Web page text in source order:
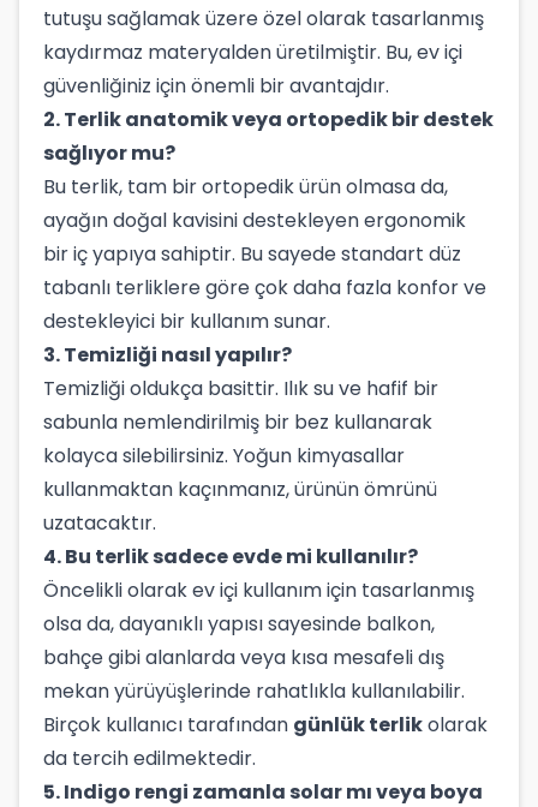
tutuşu sağlamak üzere özel olarak tasarlanmış
kaydırmaz materyalden üretilmiştir. Bu, ev içi
güvenliğiniz için önemli bir avantajdır.
2. Terlik anatomik veya ortopedik bir destek
sağlıyor mu?
Bu terlik, tam bir ortopedik ürün olmasa da,
ayağın doğal kavisini destekleyen ergonomik
bir iç yapıya sahiptir. Bu sayede standart düz
tabanlı terliklere göre çok daha fazla konfor ve
destekleyici bir kullanım sunar.
3. Temizliği nasıl yapılır?
Temizliği oldukça basittir. Ilık su ve hafif bir
sabunla nemlendirilmiş bir bez kullanarak
kolayca silebilirsiniz. Yoğun kimyasallar
kullanmaktan kaçınmanız, ürünün ömrünü
uzatacaktır.
4. Bu terlik sadece evde mi kullanılır?
Öncelikli olarak ev içi kullanım için tasarlanmış
olsa da, dayanıklı yapısı sayesinde balkon,
bahçe gibi alanlarda veya kısa mesafeli dış
mekan yürüyüşlerinde rahatlıkla kullanılabilir.
Birçok kullanıcı tarafından günlük terlikolarak
da tercih edilmektedir.
5. Indigo rengi zamanla solar mı veya boya